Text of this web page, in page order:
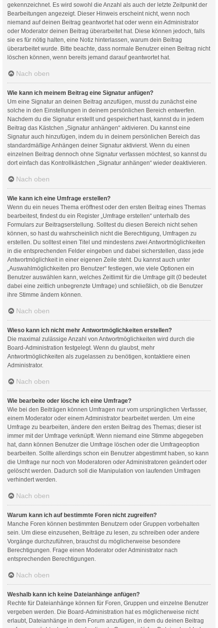
gekennzeichnet. Es wird sowohl die Anzahl als auch der letzte Zeitpunkt der
Bearbeitungen angezeigt. Dieser Hinweis erscheint nicht, wenn noch
niemand auf deinen Beitrag geantwortet hat oder wenn ein Administrator
oder Moderator deinen Beitrag überarbeitet hat. Diese können jedoch, falls
sie es für nötig halten, eine Notiz hinterlassen, warum dein Beitrag
überarbeitet wurde. Bitte beachte, dass normale Benutzer einen Beitrag nicht
löschen können, wenn bereits jemand darauf geantwortet hat.
Nach oben
Wie kann ich meinem Beitrag eine Signatur anfügen?
Um eine Signatur an deinen Beitrag anzufügen, musst du zunächst eine
solche in den Einstellungen in deinem persönlichen Bereich entwerfen.
Nachdem du die Signatur erstellt und gespeichert hast, kannst du in jedem
Beitrag das Kästchen „Signatur anhängen“ aktivieren. Du kannst eine
Signatur auch hinzufügen, indem du in deinem persönlichen Bereich das
standardmäßige Anhängen deiner Signatur aktivierst. Wenn du einen
einzelnen Beitrag dennoch ohne Signatur verfassen möchtest, so kannst du
dort einfach das Kontrollkästchen „Signatur anhängen“ wieder deaktivieren.
Nach oben
Wie kann ich eine Umfrage erstellen?
Wenn du ein neues Thema eröffnest oder den ersten Beitrag eines Themas
bearbeitest, findest du ein Register „Umfrage erstellen“ unterhalb des
Formulars zur Beitragserstellung. Solltest du diesen Bereich nicht sehen
können, so hast du wahrscheinlich nicht die Berechtigung, Umfragen zu
erstellen. Du solltest einen Titel und mindestens zwei Antwortmöglichkeiten
in die entsprechenden Felder eingeben und dabei sicherstellen, dass jede
Antwortmöglichkeit in einer eigenen Zeile steht. Du kannst auch unter
„Auswahlmöglichkeiten pro Benutzer“ festlegen, wie viele Optionen ein
Benutzer auswählen kann, welches Zeitlimit für die Umfrage gilt (0 bedeutet
dabei eine zeitlich unbegrenzte Umfrage) und schließlich, ob die Benutzer
ihre Stimme ändern können.
Nach oben
Wieso kann ich nicht mehr Antwortmöglichkeiten erstellen?
Die maximal zulässige Anzahl von Antwortmöglichkeiten wird durch die
Board-Administration festgelegt. Wenn du glaubst, mehr
Antwortmöglichkeiten als zugelassen zu benötigen, kontaktiere einen
Administrator.
Nach oben
Wie bearbeite oder lösche ich eine Umfrage?
Wie bei den Beiträgen können Umfragen nur vom ursprünglichen Verfasser,
einem Moderator oder einem Administrator bearbeitet werden. Um eine
Umfrage zu bearbeiten, ändere den ersten Beitrag des Themas; dieser ist
immer mit der Umfrage verknüpft. Wenn niemand eine Stimme abgegeben
hat, dann können Benutzer die Umfrage löschen oder die Umfrageoption
bearbeiten. Sollte allerdings schon ein Benutzer abgestimmt haben, so kann
die Umfrage nur noch von Moderatoren oder Administratoren geändert oder
gelöscht werden. Dadurch soll die Manipulation von laufenden Umfragen
verhindert werden.
Nach oben
Warum kann ich auf bestimmte Foren nicht zugreifen?
Manche Foren können bestimmten Benutzern oder Gruppen vorbehalten
sein. Um diese einzusehen, Beiträge zu lesen, zu schreiben oder andere
Vorgänge durchzuführen, brauchst du möglicherweise besondere
Berechtigungen. Frage einen Moderator oder Administrator nach
entsprechenden Berechtigungen.
Nach oben
Weshalb kann ich keine Dateianhänge anfügen?
Rechte für Dateianhänge können für Foren, Gruppen und einzelne Benutzer
vergeben werden. Die Board-Administration hat es möglicherweise nicht
erlaubt, Dateianhänge in dem Forum anzufügen, in dem du deinen Beitrag